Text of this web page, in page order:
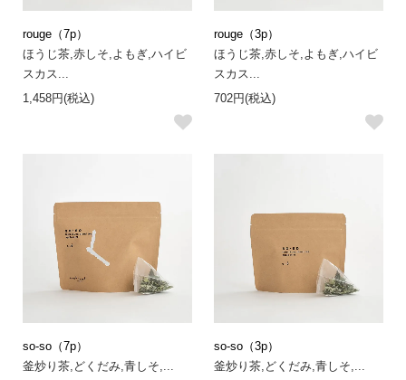
rouge（7p）
ほうじ茶,赤しそ,よもぎ,ハイビ
スカス...
1,458円(税込)
rouge（3p）
ほうじ茶,赤しそ,よもぎ,ハイビ
スカス...
702円(税込)
so-so（7p）
釜炒り茶,どくだみ,青しそ,...
so-so（3p）
釜炒り茶,どくだみ,青しそ,...